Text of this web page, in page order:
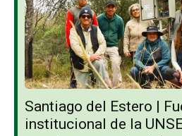
Santiago del Estero |
institucional de la